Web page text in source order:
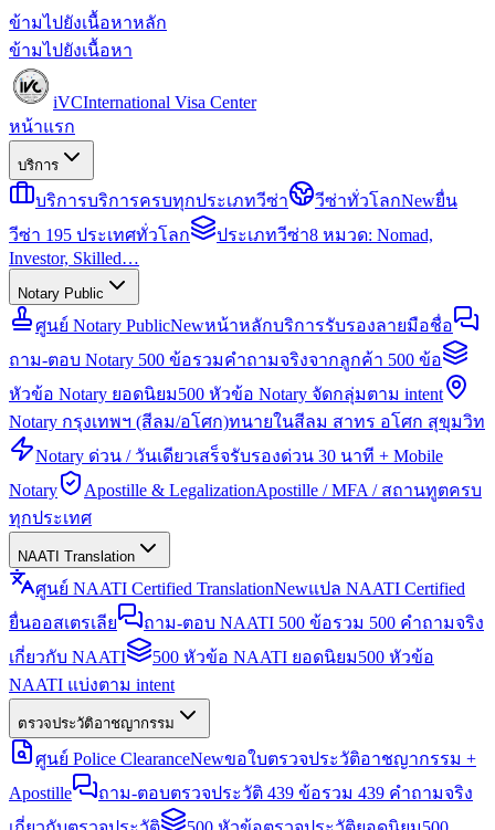
ข้ามไปยังเนื้อหาหลัก
ข้ามไปยังเนื้อหา
iVCInternational Visa Center
หน้าแรก
บริการ
บริการบริการครบทุกประเภทวีซ่า วีซ่าทั่วโลกNewยื่น
วีซ่า 195 ประเทศทั่วโลก
ประเภทวีซ่า8 หมวด: Nomad,
Investor, Skilled…
Notary Public
ศูนย์ Notary PublicNewหน้าหลักบริการรับรองลายมือชื่อ
ถาม-ตอบ Notary 500 ข้อรวมคำถามจริงจากลูกค้า 500 ข้อ
หัวข้อ Notary ยอดนิยม500 หัวข้อ Notary จัดกลุ่มตาม intent
Notary กรุงเทพฯ (สีลม/อโศก)ทนายในสีลม สาทร อโศก สุขุมวิท
Notary ด่วน / วันเดียวเสร็จรับรองด่วน 30 นาที + Mobile
Notary
Apostille & LegalizationApostille / MFA / สถานทูตครบ
ทุกประเทศ
NAATI Translation
ศูนย์ NAATI Certified TranslationNewแปล NAATI Certified
ยื่นออสเตรเลีย
ถาม-ตอบ NAATI 500 ข้อรวม 500 คำถามจริง
เกี่ยวกับ NAATI
500 หัวข้อ NAATI ยอดนิยม500 หัวข้อ
NAATI แบ่งตาม intent
ตรวจประวัติอาชญากรรม
ศูนย์ Police ClearanceNewขอใบตรวจประวัติอาชญากรรม +
Apostille
ถาม-ตอบตรวจประวัติ 439 ข้อรวม 439 คำถามจริง